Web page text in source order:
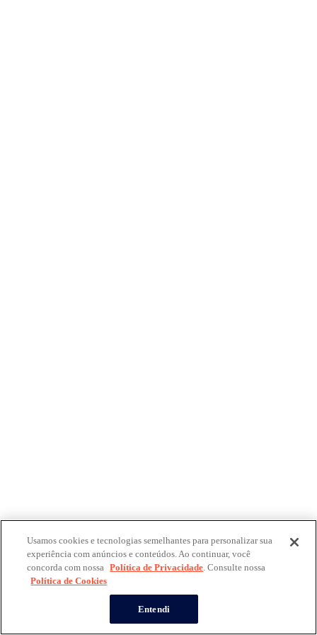
Usamos cookies e tecnologias semelhantes para personalizar sua
experiência com anúncios e conteúdos. Ao continuar, você
concorda com nossa Política de Privacidade. Consulte nossa
Política de Cookies
Entendi